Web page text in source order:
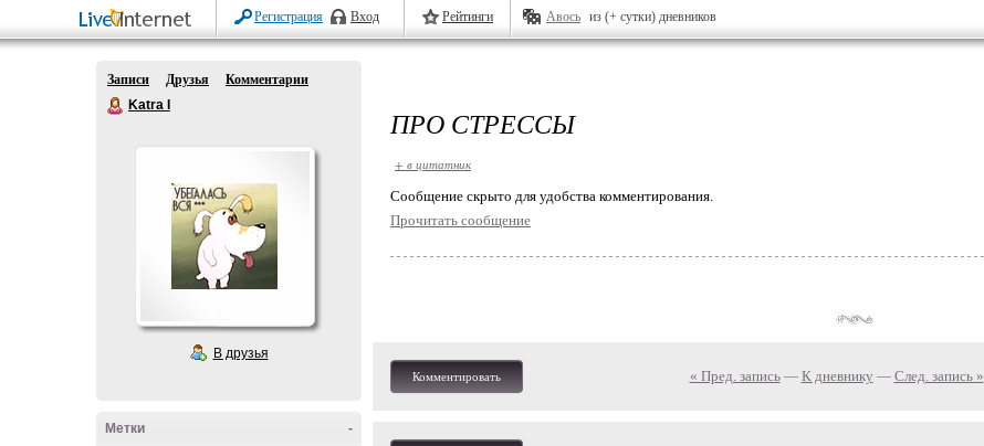
Регистрация Вход Рейтинги Авось из (+ сутки) дневников
Записи Друзья
Комментарии
Katra I
В друзья
-
Метки
ПРО СТРЕССЫ
+ в цитатник
Cообщение скрыто для удобства комментирования.
Прочитать сообщение
Комментировать « Пред. запись— К дневнику — След. запись »